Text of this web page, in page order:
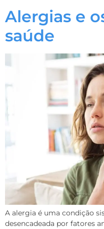
Alergias e
saúde
A alergia é uma condição
desencadeada por fatores